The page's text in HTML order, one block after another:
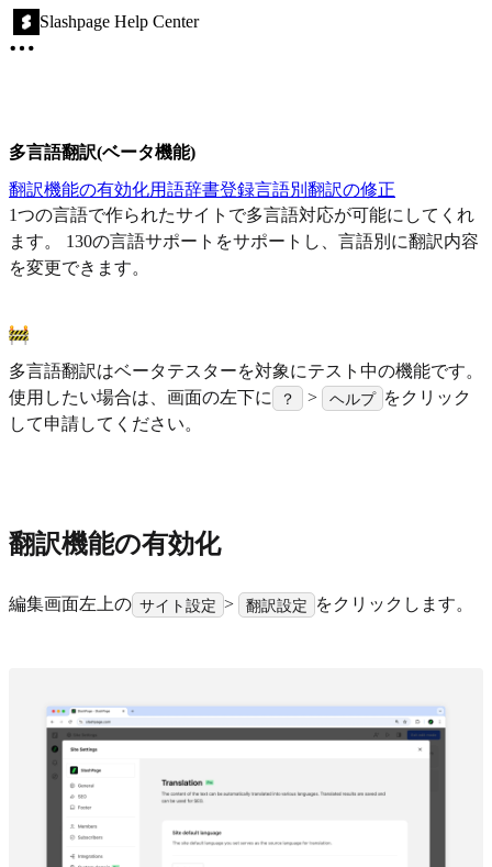
Slashpage Help Center
多言語翻訳(ベータ機能)
翻訳機能の有効化用語辞書登録言語別翻訳の修正
1つの言語で作られたサイトで多言語対応が可能にしてくれ
ます。 130の言語サポートをサポートし、言語別に翻訳内容
を変更できます。
多言語翻訳はベータテスターを対象にテスト中の機能です。
使用したい場合は、画面の左下に
？ > ヘルプ をクリック
して申請してください。
翻訳機能の有効化
編集画面左上の サイト設定 > 翻訳設定 をクリックします。